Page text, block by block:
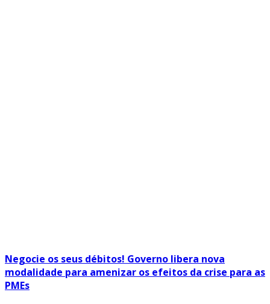
Negocie os seus débitos! Governo libera nova
modalidade para amenizar os efeitos da crise para as
PMEs